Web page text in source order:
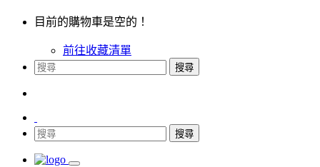
目前的購物車是空的！
前往收藏清單
搜尋
搜尋